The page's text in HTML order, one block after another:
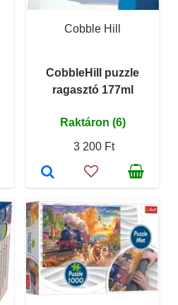
Cobble Hill
CobbleHill puzzle
ragasztó 177ml
Raktáron (6)
3 200 Ft